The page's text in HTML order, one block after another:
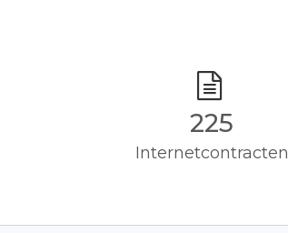
225
Internetcontracten